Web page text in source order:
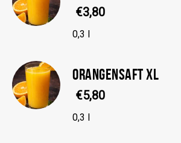
€3,80
0,3 l
ORANGENSAFT XL
€5,80
0,3 l